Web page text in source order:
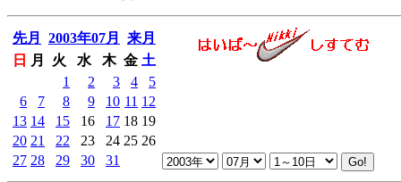
先月 2003年07月
来月
日
月 火 水 木 金 土
1
2 3 4
5
6
7 8 9 10 11 12
13 14 15 16 17 18 19
20 21 22 23 24 25 26
27 28 29 30 31